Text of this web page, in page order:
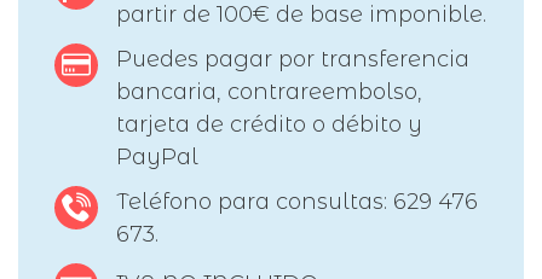
partir de 100€ de base imponible.
Puedes pagar por transferencia
bancaria, contrareembolso,
tarjeta de crédito o débito y
PayPal
Teléfono para consultas: 629 476
673.